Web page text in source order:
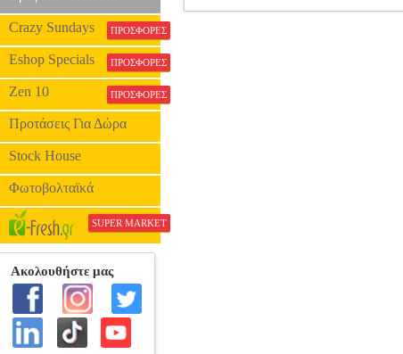
Crazy Sundays ΠΡΟΣΦΟΡΕΣ
Eshop Specials ΠΡΟΣΦΟΡΕΣ
Zen 10 ΠΡΟΣΦΟΡΕΣ
Προτάσεις Για Δώρα
Stock House
Φωτοβολταϊκά
SUPER MARKET